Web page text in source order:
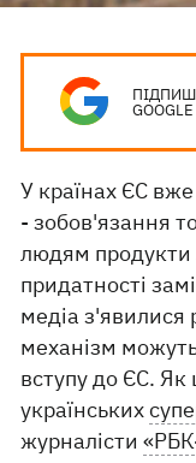
GOOGLE
У країнах ЄС
- зобов'язання
людям
придатності
медіа з'явилися
механізм
вступу до ЄС.
українських
журналісти